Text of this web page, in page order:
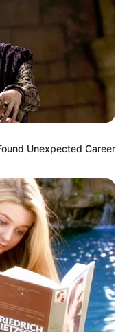
Unexpected Career